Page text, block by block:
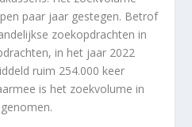
paar jaar gestegen. Betrof
zoekopdrachten in
in het jaar 2022
ruim 254.000 keer
is het zoekvolume in